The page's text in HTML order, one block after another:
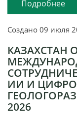
Подробнее
Создано 09 июля
КАЗАХСТАН
ИИ И
2026